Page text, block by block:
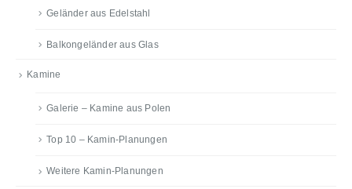
Geländer aus Edelstahl
Balkongeländer aus Glas
Kamine
Galerie – Kamine aus Polen
Top 10 – Kamin-Planungen
Weitere Kamin-Planungen